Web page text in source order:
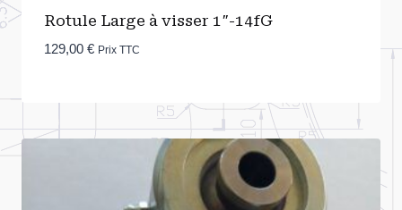
Rotule Large à visser 1″-14fG
129,00 € Prix TTC